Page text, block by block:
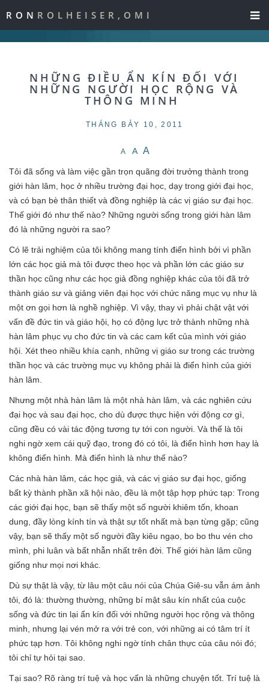
RON ROLHEISER,OMI
NHỮNG ĐIỀU ẨN KÍN ĐỐI VỚI
NHỮNG NGƯỜI HỌC RỘNG VÀ
THÔNG MINH
THÁNG BẢY 10, 2011
A A A
Tôi đã sống và làm việc gần trọn quãng đời trưởng thành trong
giới hàn lâm, học ở nhiều trường đại học, dạy trong giới đại học,
và có bạn bè thân thiết và đồng nghiệp là các vị giáo sư đại học.
Thế giới đó như thế nào? Những người sống trong giới hàn lâm
đó là những người ra sao?
Có lẽ trải nghiệm của tôi không mang tính điển hình bởi vì phần
lớn các học giả mà tôi được theo học và phần lớn các giáo sư
thần học cũng như các học giả đồng nghiệp khác của tôi đã trở
thành giáo sư và giảng viên đại học với chức năng mục vụ như là
một ơn gọi hơn là nghề nghiệp. Vì vậy, thay vì phải chật vật với
vấn đề đức tin và giáo hội, họ có động lực trở thành những nhà
hàn lâm phục vụ cho đức tin và các cam kết của mình với giáo
hội. Xét theo nhiều khía cạnh, những vị giáo sư trong các trường
thần học và các trường mục vụ không phải là điển hình của giới
hàn lâm.
Nhưng một nhà hàn lâm là một nhà hàn lâm, và các nghiên cứu
đại học và sau đại học, cho dù được thực hiện với động cơ gì,
cũng đều có vài tác động tương tự tới con người. Và thế là tôi
nghi ngờ xem cái quỹ đạo, trong đó có tôi, là điển hình hơn hay là
không điển hình. Mà điển hình là như thế nào?
Các nhà hàn lâm, các học giả, và các vị giáo sư đại học, giống
bất kỳ thành phần xã hội nào, đều là một tập hợp phức tạp: Trong
các giới đại học, bạn sẽ thấy một số người khiêm tốn, khoan
dung, đầy lòng kính tín và thật sự tốt nhất mà bạn từng gặp; cũng
vậy, bạn sẽ thấy một số người đầy kiêu ngạo, bo bo thu vén cho
mình, phi luân và bất nhẫn nhất trên đời. Thế giới hàn lâm cũng
giống như mọi nơi khác.
Dù sự thật là vậy, từ lâu một câu nói của Chúa Giê-su vẫn ám ảnh
tôi, đó là: thường thường, những bí mật sâu kín nhất của cuộc
sống và đức tin lại ẩn kín đối với những người học rộng và thông
minh, nhưng lại vén mở ra với trẻ con, với những ai có tâm trí ít
phức tạp hơn. Tôi không nghi ngờ tính chân thực của câu nói đó;
tôi chỉ tự hỏi tại sao.
Tại sao? Rõ ràng trí tuệ và học vấn là những chuyện tốt. Trí tuệ là